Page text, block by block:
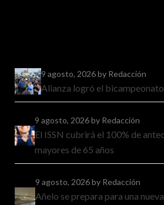
9 agosto, 2026by Redacción
Alianza logró el
9 agosto, 2026by Redacción
El ISSN cubrirá el 100% de
mayores de 65 años
9 agosto, 2026by Redacción
Añelo se prepara para una